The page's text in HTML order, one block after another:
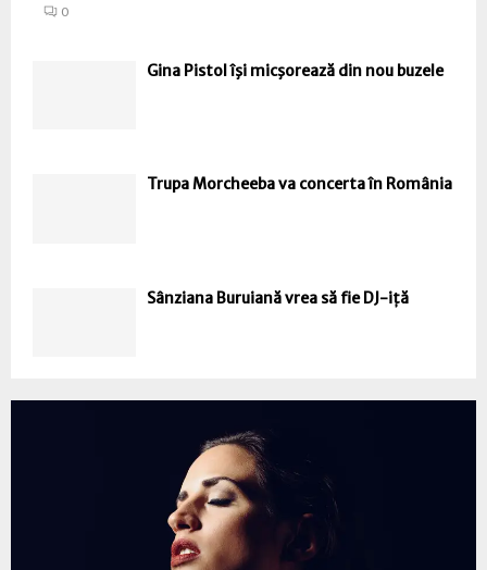
0
Gina Pistol îşi micşorează din nou buzele
Trupa Morcheeba va concerta în România
Sânziana Buruiană vrea să fie DJ-iță